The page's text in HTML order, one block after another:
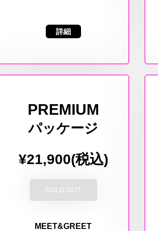
詳細
PREMIUM
パッケージ
¥21,900(税込)
SOLD OUT
MEET&GREET